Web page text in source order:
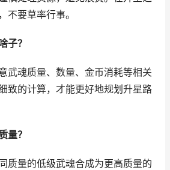
不要草率行事。
子？
武魂质量、数量、金币消耗等相关
致的计算，才能更好地规划升星路
量？
质量的低级武魂合成为更高质量的